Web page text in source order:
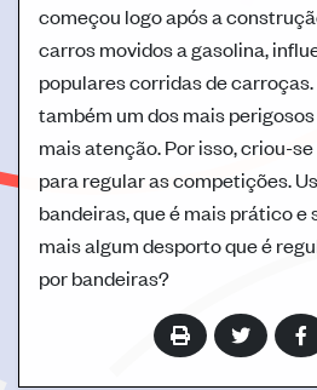
começou logo após a
carros movidos a gasolina,
populares corridas de
também um dos mais
mais atenção. Por isso, criou-
para regular as competições.
bandeiras, que é mais prático e
mais algum desporto que é
por bandeiras?